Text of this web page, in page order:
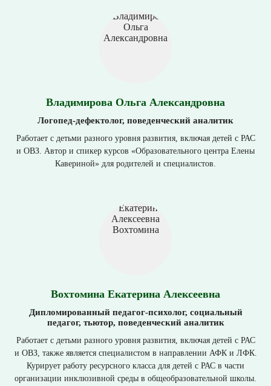
Владимирова Ольга Александровна
Логопед-дефектолог, поведенческий аналитик
Работает с детьми разного уровня развития, включая детей с РАС
и ОВЗ. Автор и спикер курсов «Образовательного центра Елены
Кавериной» для родителей и специалистов.
Вохтомина Екатерина Алексеевна
Дипломированный педагог-психолог, социальный
педагог, тьютор, поведенческий аналитик
Работает с детьми разного уровня развития, включая детей с РАС
и ОВЗ, также является специалистом в направлении АФК и ЛФК.
Курирует работу ресурсного класса для детей с РАС в части
организации инклюзивной среды в общеобразовательной школы.